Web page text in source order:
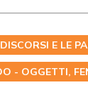
E LE
- OGGETTI,